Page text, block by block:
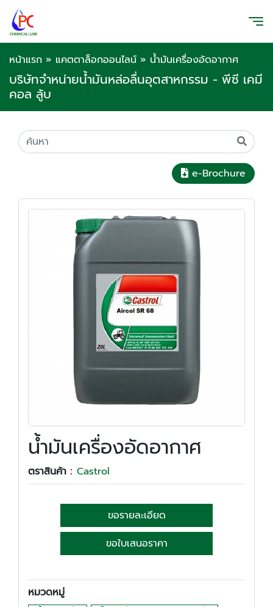
หน้าแรก » แคตตาล็อกออนไลน์ » น้ำมันเครื่องอัดอากาศ
บริษัทจำหน่ายน้ำมันหล่อลื่นอุตสาหกรรม - พีซี เคมี
คอล ลู้บ
e-Brochure
น้ำมันเครื่องอัดอากาศ
ตราสินค้า : Castrol
ขอรายละเอียด
ขอใบเสนอราคา
หมวดหมู่